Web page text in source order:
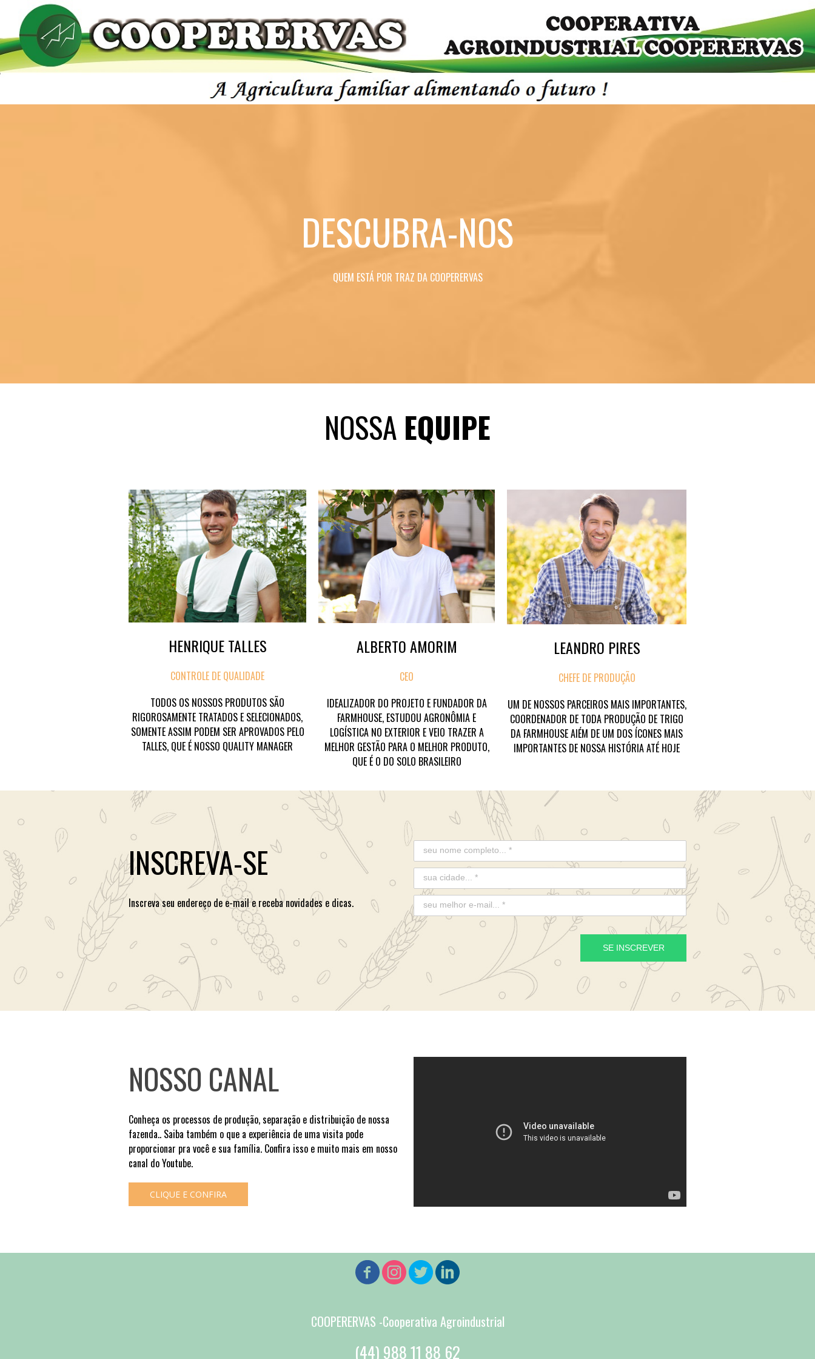
DESCUBRA-NOS
QUEM ESTÁ POR TRAZ DA COOPERERVAS
NOSSA EQUIPE
HENRIQUE TALLES
CONTROLE DE QUALIDADE
TODOS OS NOSSOS PRODUTOS SÃO
RIGOROSAMENTE TRATADOS E SELECIONADOS,
SOMENTE ASSIM PODEM SER APROVADOS PELO
TALLES, QUE É NOSSO QUALITY MANAGER
ALBERTO AMORIM
CEO
IDEALIZADOR DO PROJETO E FUNDADOR DA
FARMHOUSE, ESTUDOU AGRONÔMIA E
LOGÍSTICA NO EXTERIOR E VEIO TRAZER A
MELHOR GESTÃO PARA O MELHOR PRODUTO,
QUE É O DO SOLO BRASILEIRO
LEANDRO PIRES
CHEFE DE PRODUÇÃO
UM DE NOSSOS PARCEIROS MAIS IMPORTANTES,
COORDENADOR DE TODA PRODUÇÃO DE TRIGO
DA FARMHOUSE AlÉM DE UM DOS ÍCONES MAIS
IMPORTANTES DE NOSSA HISTÓRIA ATÉ HOJE
INSCREVA-SE
Inscreva seu endereço de e-mail e receba novidades e dicas.
SE INSCREVER
NOSSO CANAL
Conheça os processos de produção, separação e distribuição de nossa
fazenda.. Saiba também o que a experiência de uma visita pode
proporcionar pra você e sua família. Confira isso e muito mais em nosso
canal do Youtube.
CLIQUE E CONFIRA
COOPERERVAS -Cooperativa Agroindustrial
(44) 988 11 88 62